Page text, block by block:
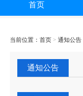
首页
当前位置： 首页 > 通知公告
通知公告